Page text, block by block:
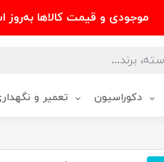
موجودی و قیمت کالاها به‌روز
دکوراسیون تعمیر و